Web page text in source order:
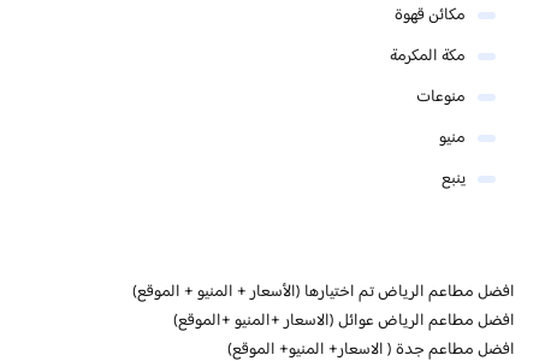
مكائن قهوة
مكة المكرمة
منوعات
منيو
ينبع
افضل مطاعم الرياض تم اختيارها (الأسعار + المنيو + الموقع)
افضل مطاعم الرياض عوائل (الاسعار +المنيو +الموقع)
افضل مطاعم جدة ( الاسعار+ المنيو+ الموقع)